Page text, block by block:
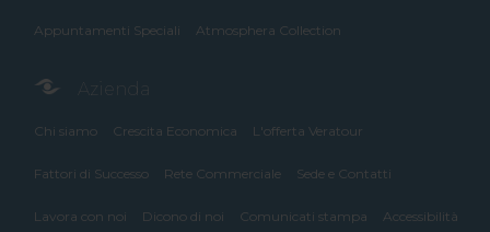
Appuntamenti Speciali Atmosphera Collection
Azienda
Chi siamo Crescita Economica L'offerta Veratour
Fattori di Successo Rete Commerciale Sede e Contatti
Lavora con noi Dicono di noi Comunicati stampa Accessibilità